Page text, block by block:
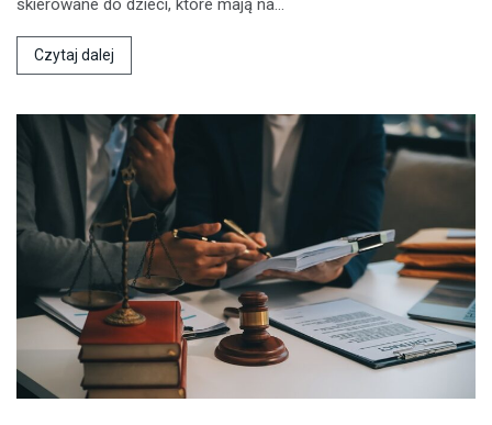
skierowane do dzieci, które mają na…
Czytaj dalej